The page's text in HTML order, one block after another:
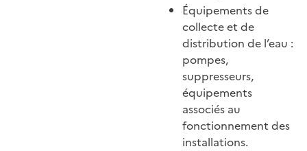
Équipements de
collecte et de
distribution de l’eau :
pompes,
suppresseurs,
équipements
associés au
fonctionnement des
installations.